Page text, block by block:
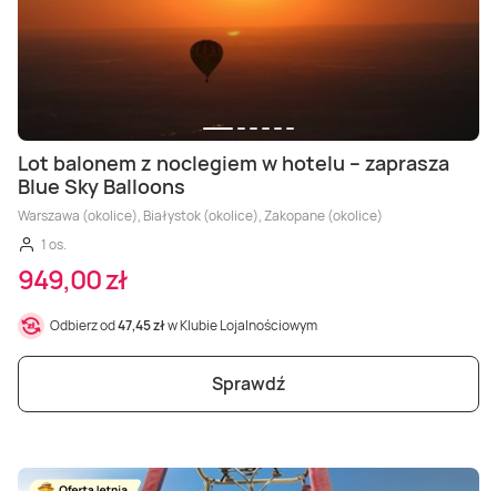
Lot balonem z noclegiem w hotelu – zaprasza
Blue Sky Balloons
Warszawa (okolice), Białystok (okolice), Zakopane (okolice)
1 os.
949,00 zł
Odbierz od47,45 złw Klubie Lojalnościowym
Sprawdź